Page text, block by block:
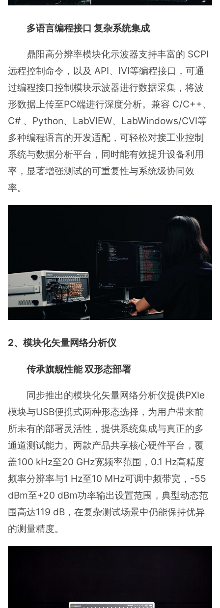
多语言编程接口 复杂系统集成
鼎阳高分辨率模块化示波器支持丰富的 SCPI
远程控制命令，以及 API、IVI等编程接口，可通
过编程接口控制模块示波器进行数据采集，将波
形数据上传至PC端进行深度分析。兼容 C/C++、
C# 、Python、LabVIEW、LabWindows/CVI等
多种编程语言的开发适配，可轻松对接工业控制
系统与数据分析平台，同时能有效提升设备利用
率，显著增强测试的可重复性与系统级协同效
率。
2、模块化矢量网络分析仪
传承旗舰性能 双形态部署
同步推出的模块化矢量网络分析仪提供PXIe
模块与USB便携式两种形态选择，为用户带来前
所未有的部署灵活性，提供系统集成与真正的多
通道测试能力。两款产品共享核心硬件平台，覆
盖100 kHz至20 GHz宽频率范围，0.1 Hz高精度
频率分辨率与1 Hz至10 MHz可调中频带宽，-55
dBm至+20 dBm功率输出设置范围，典型动态范
围高达119 dB，在复杂测试场景中仍能保持优异
的测量精度。